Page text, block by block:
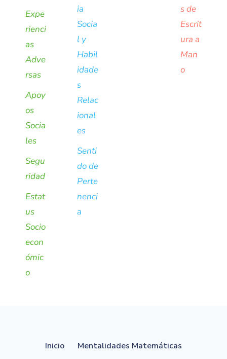
Expe
rienci
as
Adve
rsas
Apoy
os
Socia
les
Segu
ridad
Estat
us
Socio
econ
ómic
o
ia
Socia
l y
Habil
idade
s
Relac
ional
es
Senti
do de
Perte
nenci
a
s de
Escrit
ura a
Man
o
Inicio Mentalidades Matemáticas